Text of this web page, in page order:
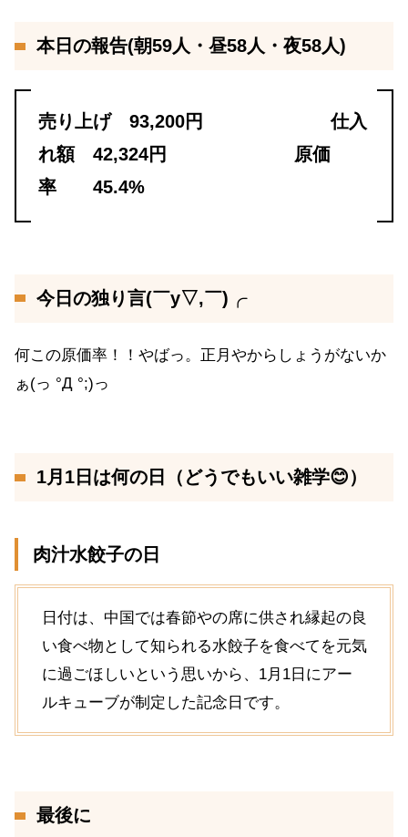
本日の報告(朝59人・昼58人・夜58人)
売り上げ 93,200円 仕入
れ額 42,324円 原価
率 45.4%
今日の独り言(￣y▽,￣)╭
何この原価率！！やばっ。正月やからしょうがないか
ぁ(っ °Д °;)っ
1月1日は何の日（どうでもいい雑学😊）
肉汁水餃子の日
日付は、中国では春節やの席に供され縁起の良
い食べ物として知られる水餃子を食べてを元気
に過ごほしいという思いから、1月1日にアー
ルキューブが制定した記念日です。
最後に